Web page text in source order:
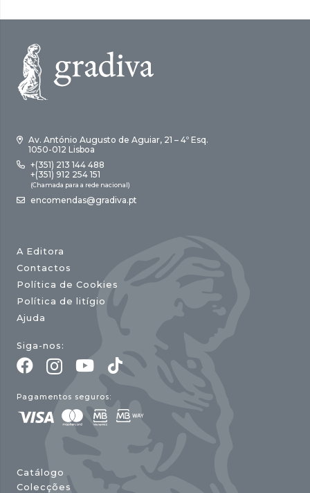
Av. António Augusto de Aguiar, 21 – 4º Esq.
1050-012 Lisboa
+(351) 213 144 488
+(351) 912 254 151
(Chamada para a rede nacional)
encomendas@gradiva.pt
A Editora
Contactos
Política de Cookies
Política de litígio
Ajuda
Siga-nos:
Pagamentos seguros:
Catálogo
Colecções